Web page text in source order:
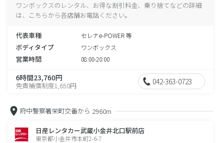
ワンボックスのレンタル、お得な割引料金、乗り捨てなどの詳細
は、こちらから各店舗お電話ください。
代表車種 セレナe-POWER 等
ボディタイプ ワンボックス
営業時間 08:00-20:00
6時間23,760円
免責補償制度1,650円 042-363-0723
府中警察署栄町交番から 2960m
日産レンタカー武蔵小金井北口駅前店
東京都小金井市本町2-6-7